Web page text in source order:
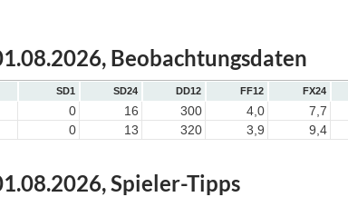
Beobachtungsdaten
SD1 SD24 DD12 FF12 FX24
0 16 300 4,0 7,7
0 13 320 3,9 9,4
Spieler-Tipps